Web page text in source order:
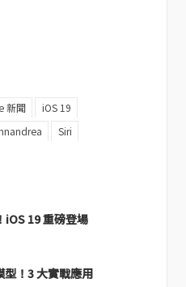
新聞 iOS 19
Siri
iOS 19 重磅登場
型！3 大實戰應用